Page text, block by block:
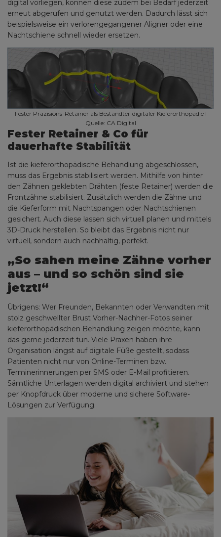
digital vorliegen, können diese zudem bei Bedarf jederzeit
erneut abgerufen und genutzt werden. Dadurch lässt sich
beispielsweise ein verlorengegangener Aligner oder eine
Nachtschiene schnell wieder ersetzen.
Fester Präzisions-Retainer als Bestandteil digitaler Kieferorthopädie I
Quelle: CA Digital
Fester Retainer & Co für
dauerhafte Stabilität
Ist die kieferorthopädische Behandlung abgeschlossen,
muss das Ergebnis stabilisiert werden. Mithilfe von hinter
den Zähnen geklebten Drähten (feste Retainer) werden die
Frontzähne stabilisiert. Zusätzlich werden die Zähne und
die Kieferform mit Nachtspangen oder Nachtschienen
gesichert. Auch diese lassen sich virtuell planen und mittels
3D-Druck herstellen. So bleibt das Ergebnis nicht nur
virtuell, sondern auch nachhaltig, perfekt.
„So sahen meine Zähne vorher
aus – und so schön sind sie
jetzt!“
Übrigens: Wer Freunden, Bekannten oder Verwandten mit
stolz geschwellter Brust Vorher-Nachher-Fotos seiner
kieferorthopädischen Behandlung zeigen möchte, kann
das gerne jederzeit tun. Viele Praxen haben ihre
Organisation längst auf digitale Füße gestellt, sodass
Patienten nicht nur von Online-Terminen bzw.
Terminerinnerungen per SMS oder E-Mail profitieren.
Sämtliche Unterlagen werden digital archiviert und stehen
per Knopfdruck über moderne und sichere Software-
Lösungen zur Verfügung.